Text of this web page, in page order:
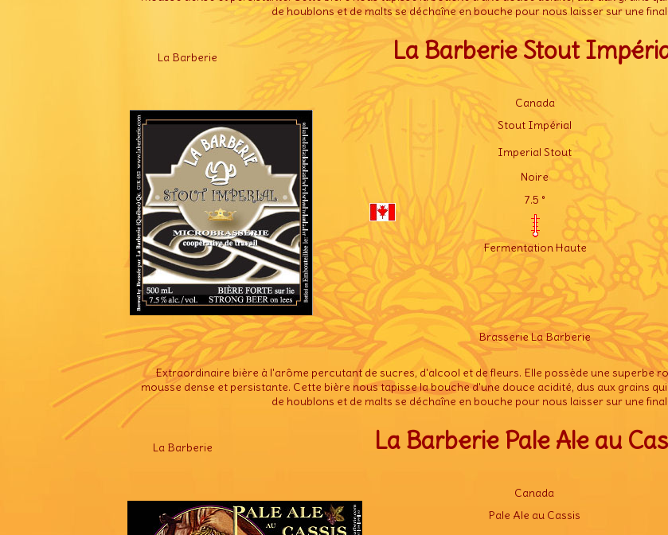
de houblons et de malts se déchaîne en bouche pour nous laisser sur une
La Barberie La Barberie Stout
Canada
Stout Impérial
Imperial Stout
Noire
7.5 °
Fermentation Haute
Brasserie La Barberie
Extraordinaire bière à l'arôme percutant de sucres, d'alcool et de fleurs. Elle possède une superbe
mousse dense et persistante. Cette bière nous tapisse la bouche d'une douce acidité, dus aux grains
de houblons et de malts se déchaîne en bouche pour nous laisser sur une
La Barberie La Barberie Pale Ale au
Canada
Pale Ale au Cassis